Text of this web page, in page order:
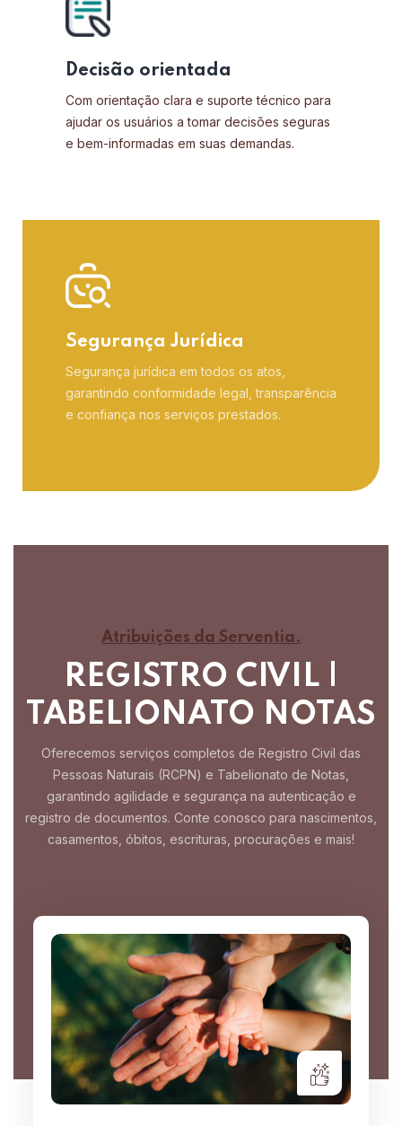
Decisão orientada
Com orientação clara e suporte técnico para
ajudar os usuários a tomar decisões seguras
e bem-informadas em suas demandas.
Segurança Jurídica
Segurança jurídica em todos os atos,
garantindo conformidade legal, transparência
e confiança nos serviços prestados.
Atribuições da Serventia.
REGISTRO CIVIL |
TABELIONATO NOTAS
Oferecemos serviços completos de Registro Civil das
Pessoas Naturais (RCPN) e Tabelionato de Notas,
garantindo agilidade e segurança na autenticação e
registro de documentos. Conte conosco para nascimentos,
casamentos, óbitos, escrituras, procurações e mais!